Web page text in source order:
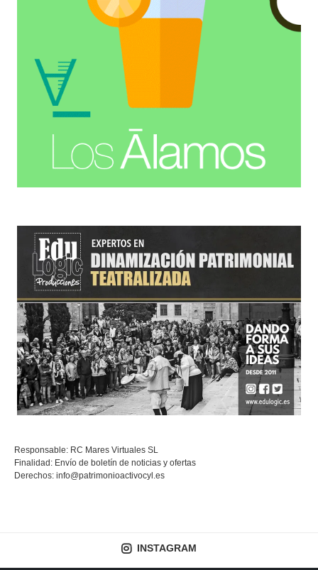
Responsable: RC Mares Virtuales SL
Finalidad: Envío de boletín de noticias y ofertas
Derechos: info@patrimonioactivocyl.es
INSTAGRAM